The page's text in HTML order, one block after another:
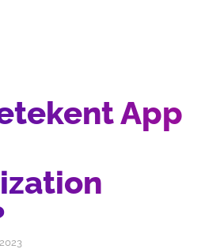
App